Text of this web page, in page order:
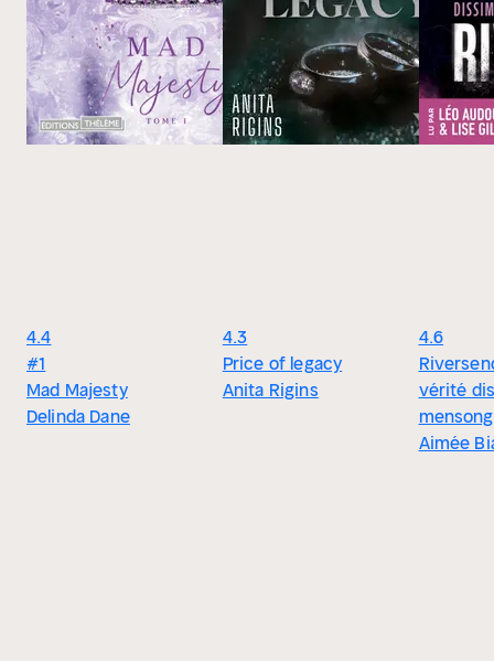
4.4
#1
Mad Majesty
Delinda Dane
4.3
Price of legacy
Anita Rigins
4.6
vérité
Aimée